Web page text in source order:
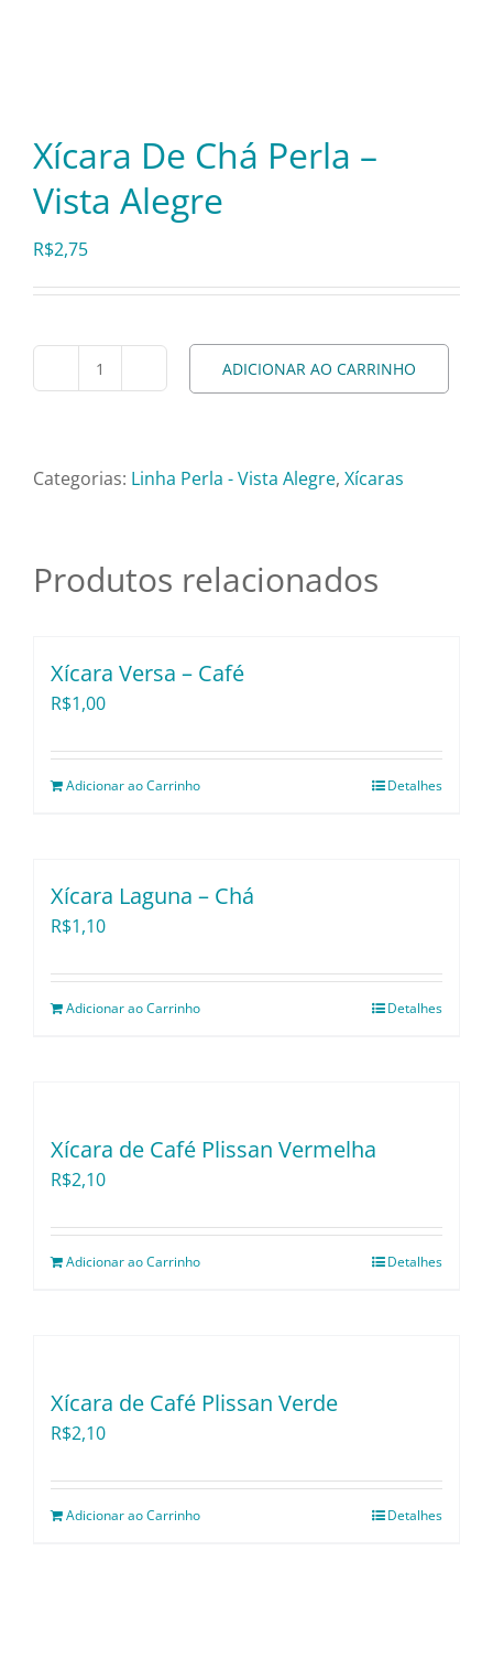
Mini Porção
Rechauds e
Talheres
Utensílios e
Xícara De Chá Perla –
Vista Alegre
R$2,75
Xícara
Perla
Alegre
quantidade
ADICIONAR AO CARRINHO
Categorias: Linha Perla - Vista Alegre, Xícaras
Produtos relacionados
Xícara Versa – Café
R$1,00
Adicionar ao Carrinho Detalhes
Xícara Laguna – Chá
R$1,10
Adicionar ao Carrinho Detalhes
Xícara de Café Plissan Vermelha
R$2,10
Adicionar ao Carrinho Detalhes
Xícara de Café Plissan Verde
R$2,10
Adicionar ao Carrinho Detalhes